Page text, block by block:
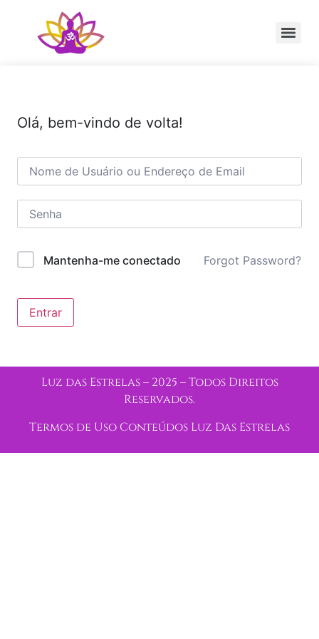
Olá, bem-vindo de volta!
Mantenha-me conectado Forgot Password?
Entrar
Luz das Estrelas – 2025 – Todos Direitos
Reservados.
Termos de Uso Conteúdos Luz Das Estrelas